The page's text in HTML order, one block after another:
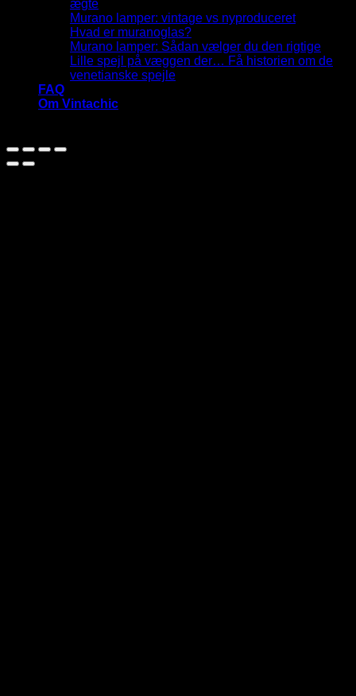
ægte
Murano lamper: vintage vs nyproduceret
Hvad er muranoglas?
Murano lamper: Sådan vælger du den rigtige
Lille spejl på væggen der… Få historien om de
venetianske spejle
FAQ
Om Vintachic